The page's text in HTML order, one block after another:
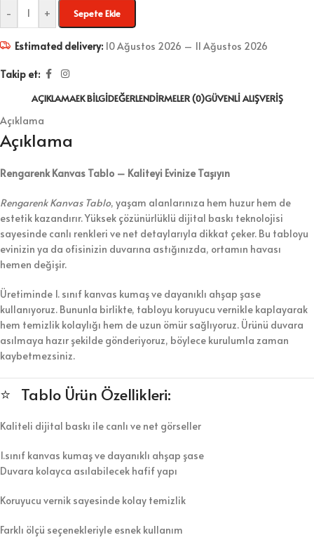
- + Sepete Ekle
Estimated delivery: 10 Ağustos 2026 – 11 Ağustos 2026
Takip et:
AÇIKLAMAEK BILGIDEĞERLENDIRMELER (0)GÜVENLI ALIŞVERIŞ
Açıklama
Açıklama
Rengarenk Kanvas Tablo – Kaliteyi Evinize Taşıyın
Rengarenk Kanvas Tablo, yaşam alanlarınıza hem huzur hem de
estetik kazandırır. Yüksek çözünürlüklü dijital baskı teknolojisi
sayesinde canlı renkleri ve net detaylarıyla dikkat çeker. Bu tabloyu
evinizin ya da ofisinizin duvarına astığınızda, ortamın havası
hemen değişir.
Üretiminde 1. sınıf kanvas kumaş ve dayanıklı ahşap şase
kullanıyoruz. Bununla birlikte, tabloyu koruyucu vernikle kaplayarak
hem temizlik kolaylığı hem de uzun ömür sağlıyoruz. Ürünü duvara
asılmaya hazır şekilde gönderiyoruz, böylece kurulumla zaman
kaybetmezsiniz.
⭐ Tablo Ürün Özellikleri:
Kaliteli dijital baskı ile canlı ve net görseller
1.sınıf kanvas kumaş ve dayanıklı ahşap şase
Duvara kolayca asılabilecek hafif yapı
Koruyucu vernik sayesinde kolay temizlik
Farklı ölçü seçenekleriyle esnek kullanım